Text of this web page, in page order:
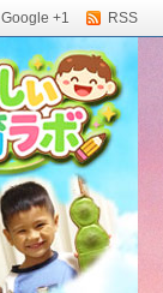
Google +1 RSS